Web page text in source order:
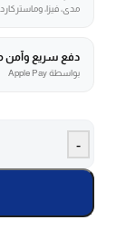
مدى، فيزا، وماستركارد
دفع سريع وآمن
بواسطة Apple Pay
-